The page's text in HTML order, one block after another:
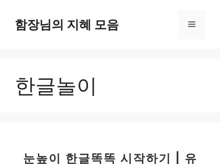
함장님의 지혜 모음 메
한글놀이
눈높이 한글똑똑 시작하기 | 유